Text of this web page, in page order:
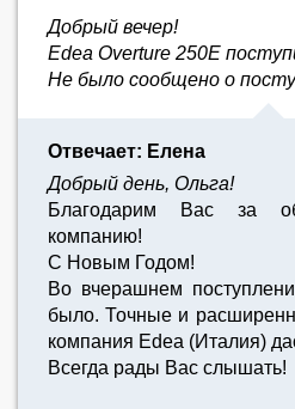
Добрый вечер!
Edea Overture 250Е
Не было сообщено о
Отвечает: Елена
Добрый день, Ольга!
Благодарим Вас за
компанию!
С Новым Годом!
Во вчерашнем
было. Точные и
компания Edea (Италия)
Всегда рады Вас слышать!